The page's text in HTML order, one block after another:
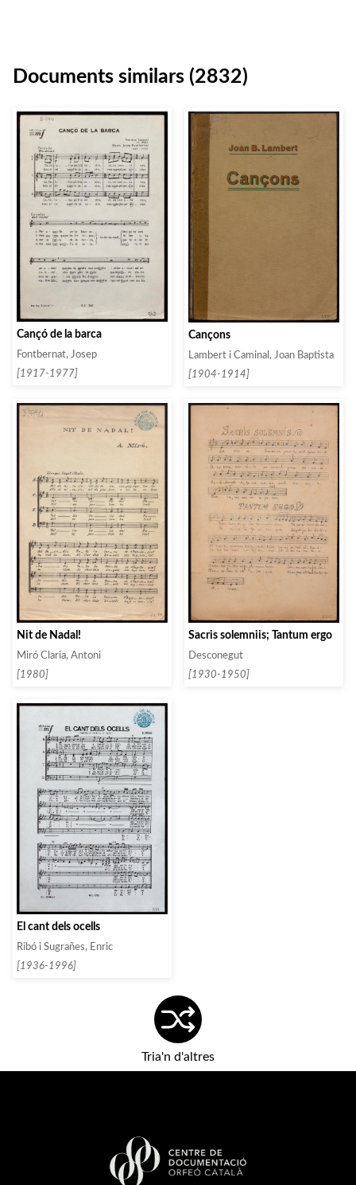
Documents similars (2832)
Cançó de la barca
Fontbernat, Josep
[1917-1977]
Cançons
Lambert i Caminal, Joan Baptista
[1904-1914]
Nit de Nadal!
Miró Claria, Antoni
[1980]
Sacris solemniis; Tantum ergo
Desconegut
[1930-1950]
El cant dels ocells
Ribó i Sugrañes, Enric
[1936-1996]
Tria'n d'altres